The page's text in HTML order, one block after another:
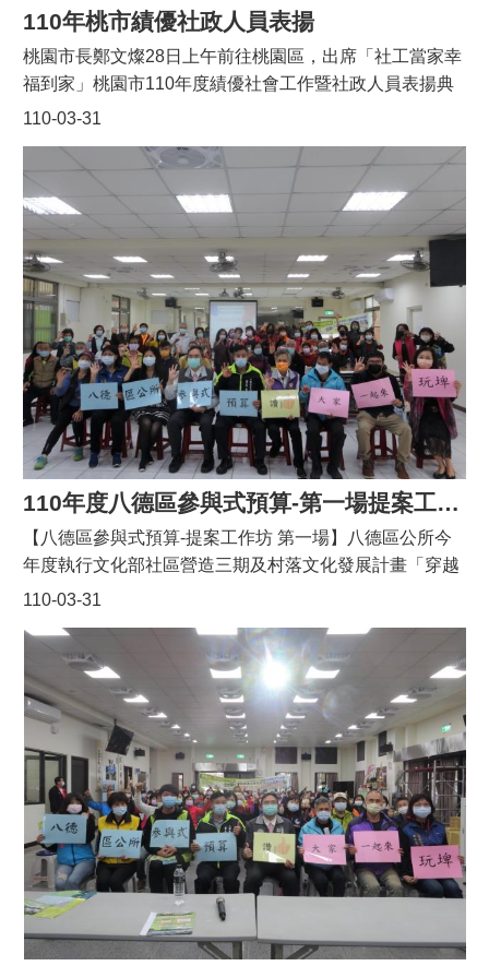
110年桃市績優社政人員表揚
110-03-31
桃園市長鄭文燦28日上午前往桃園區，出席「社工當家幸
福到家」桃園市110年度績優社會工作暨社政人員表揚典
禮，鄭文燦表示，4月2日「社工日」是社會工作人員的重
13名績優社政人員，感謝其用心付出，讓個案重新站起
來、面對新的人生，也期盼透過今日的表揚活動，彰顯社
工的價值，讓台灣社會邁向更幸福、更安全的階段。鄭市
長表示，他是六都中唯一具有社會工作、社會福利學術背
景的市長，特別瞭解社工人員的業務，時常需要配合警
察、醫護人員訪視個案，有時也要載送物資，相當辛苦，
因此，市府特別著重提高社工人員的專業加給等待遇，並
獲得中央支持跟進，近年來也持續募集社工專車，規劃12
個行政區每區一輛，讓社工到府服務更方便。鄭市長指
出，社政人員也是社會工作體系不可或缺的一環，例如此
次新冠肺炎疫情，政府實施居家隔離、居家檢疫的補償金
制度，即是由區公所社會課同仁承辦，疫情期間各種急難
紓困方案也是由社會課辦理，市府也採取從寬、從速認定
的方式，讓市民盡速獲得急難紓困金，一解燃眉之急。本
所由社會課同仁林采諭小姐獲得績優社政人員獎項。
110年度八德區參與式預算-第一場提案工作坊
110-03-31
【八德區參與式預算-提案工作坊 第一場】八德區公所今
年度執行文化部社區營造三期及村落文化發展計畫「穿越
時空 記憶八德-讓居民有感的埤塘文化」，辦理八德區參
案工作坊，區長邱瑞朝親自蒞臨致詞勉勵，文化部公民審
議輔導團葉欣怡老師、中華民國社區營造學會專員蘇雯祺
及輔導老師楊伊雯、桃園市行政社造化推動辦公室曾琪雯
等上級指導單位亦與會關心。